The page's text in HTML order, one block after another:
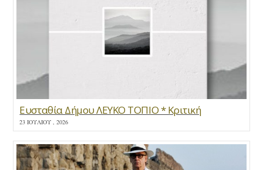
Ευσταθία Δήμου ΛΕΥΚΟ ΤΟΠΙΟ * Κριτική
23 ΙΟΥΛΊΟΥ , 2026